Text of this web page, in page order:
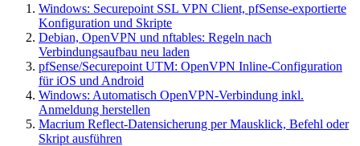
Windows: Securepoint SSL VPN Client, pfSense-exportierte
Konfiguration und Skripte
Debian, OpenVPN und nftables: Regeln nach
Verbindungsaufbau neu laden
pfSense/Securepoint UTM: OpenVPN Inline-Configuration
für iOS und Android
Windows: Automatisch OpenVPN-Verbindung inkl.
Anmeldung herstellen
Macrium Reflect-Datensicherung per Mausklick, Befehl oder
Skript ausführen